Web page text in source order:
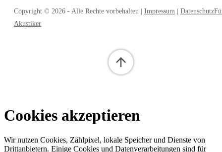
Copyright © 2026 - Alle Rechte vorbehalten Impressum Datenschutz
Akustiker
Cookies akzeptieren
Wir nutzen Cookies, Zählpixel, lokale Speicher und Dienste von
Drittanbietern. Einige Cookies und Datenverarbeitungen sind für